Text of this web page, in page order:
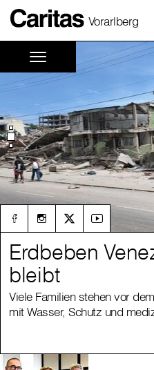
Vorarlberg
Erdbeben
bleibt
Viele Familien stehen vor
mit Wasser, Schutz und
Erdbeben
bleibt
Viele Familien stehen vor
mit Wasser, Schutz und